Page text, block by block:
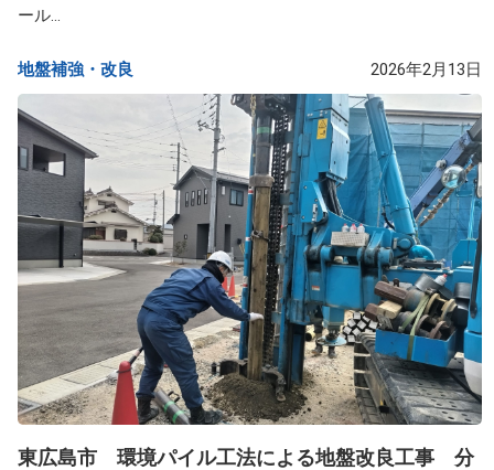
ール...
地盤補強・改良​ 2026年2月13日
東広島市 環境パイル工法による地盤改良工事 分